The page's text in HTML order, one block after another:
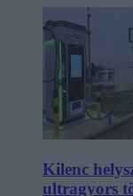
Kilenc
ultragyors